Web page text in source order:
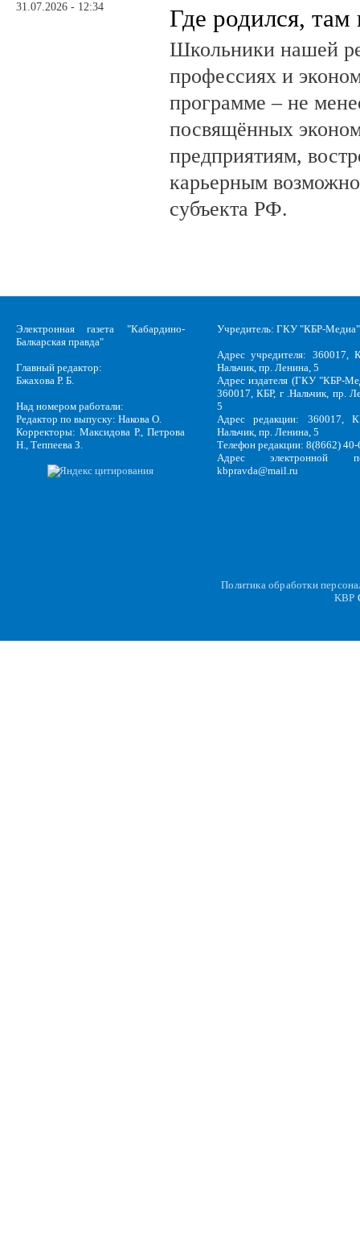
31.07.2026 - 12:34 Где родился, там
Школьники нашей
профессиях и
программе – не
посвящённых
предприятиям,
карьерным
субъекта РФ.
Электронная газета "Кабардино-
Балкарская правда"
Главный редактор:
Бжахова Р. Б.
Над номером работали:
Редактор по выпуску: Накова О.
Корректоры: Максидова Р., Петрова
Н., Теппеева З.
Учредитель: ГКУ "КБР-Медиа"
Адрес учредителя: 360017,
Нальчик, пр. Ленина, 5
Адрес издателя (ГКУ "КБР-
360017, КБР, г .Нальчик, пр.
5
Адрес редакции: 360017,
Нальчик, пр. Ленина, 5
Телефон редакции: 8(8662)
Адрес электронной
kbpravda@mail.ru
Политика обработки
KBP